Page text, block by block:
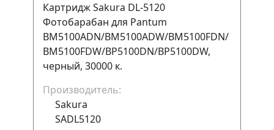
Картридж Sakura DL-5120
Фотобарабан для Pantum
BM5100ADN/BM5100ADW/BM5100FDN/
BM5100FDW/BP5100DN/BP5100DW,
черный, 30000 к.
Производитель:
Sakura
SADL5120